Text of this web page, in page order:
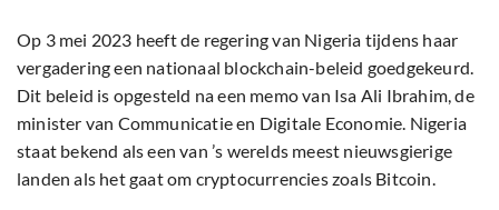
Op 3 mei 2023 heeft de regering van Nigeria tijdens haar
vergadering een nationaal blockchain-beleid goedgekeurd.
Dit beleid is opgesteld na een memo van Isa Ali Ibrahim, de
minister van Communicatie en Digitale Economie. Nigeria
staat bekend als een van ’s werelds meest nieuwsgierige
landen als het gaat om cryptocurrencies zoals Bitcoin.